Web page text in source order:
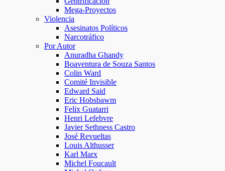
Mega-Proyectos
Violencia
Asesinatos Políticos
Narcotráfico
Por Autor
Anuradha Ghandy
Boaventura de Souza Santos
Colin Ward
Comité Invisible
Edward Said
Eric Hobsbawm
Felix Guatarri
Henri Lefebvre
Javier Sethness Castro
José Revueltas
Louis Althusser
Karl Marx
Michel Foucault